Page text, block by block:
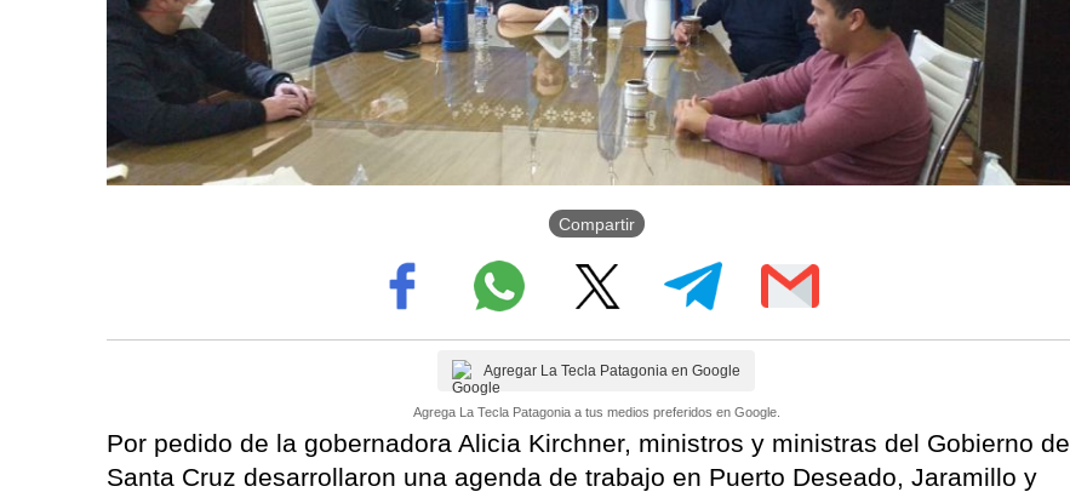
Compartir
Agregar La Tecla Patagonia en Google
Agrega La Tecla Patagonia a tus medios preferidos en Google.
Por pedido de la gobernadora Alicia Kirchner, ministros y ministras del Gobierno de
Santa Cruz desarrollaron una agenda de trabajo en Puerto Deseado, Jaramillo y